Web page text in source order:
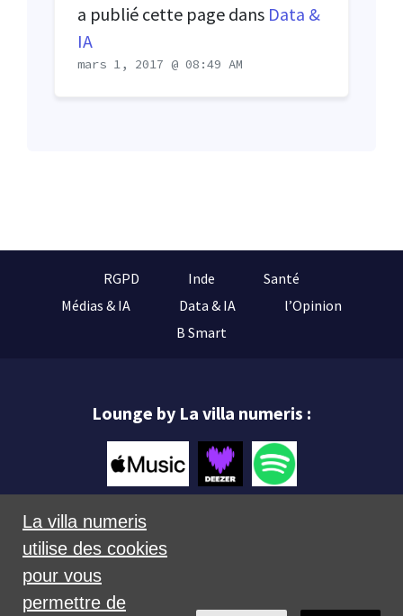
a publié cette page dans Data &
IA
mars 1, 2017 @ 08:49 AM
RGPD Inde
Santé
Médias & IA
Data & IA
l’Opinion
B Smart
Lounge by La villa numeris :
La villa numeris
utilise des cookies
pour vous
permettre de